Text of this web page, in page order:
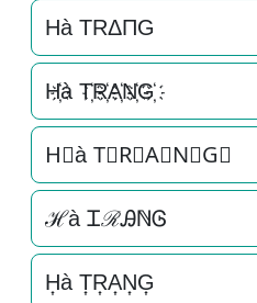
Hà TRΔΠG
H҉à T҉R҉A҉N҉G҉
H⃜à T⃜R⃜A⃜N⃜G⃜
ℋà ᏆℛᎯℕᎶ
H͎à T͎R͎A͎N͎G͎